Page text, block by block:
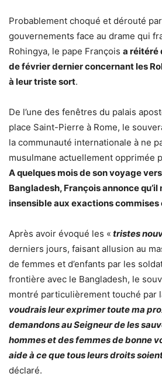
Probablement choqué et dérouté
gouvernements face au drame qui
Rohingya, le pape François a réitéré
de février dernier concernant les
à leur triste sort.
De l’une des fenêtres du palais
place Saint-Pierre à Rome, le
la communauté internationale à ne
musulmane actuellement opprimée
A quelques mois de son voyage
Bangladesh, François annonce qu’il
insensible aux exactions commises
Après avoir évoqué les « tristes
derniers jours, faisant allusion au
de femmes et d’enfants par les
frontière avec le Bangladesh, le
montré particulièrement touché par
voudrais leur exprimer toute ma
demandons au Seigneur de les
hommes et des femmes de bonne
aide à ce que tous leurs droits
déclaré.